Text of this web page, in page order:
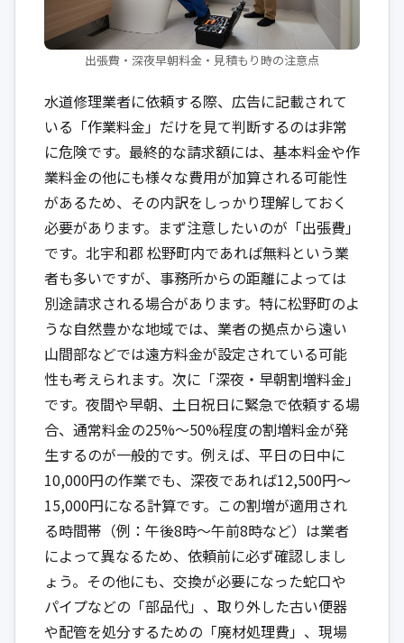
出張費・深夜早朝料金・見積もり時の注意点
水道修理業者に依頼する際、広告に記載されて
いる「作業料金」だけを見て判断するのは非常
に危険です。最終的な請求額には、基本料金や作
業料金の他にも様々な費用が加算される可能性
があるため、その内訳をしっかり理解しておく
必要があります。まず注意したいのが「出張費」
です。北宇和郡 松野町内であれば無料という業
者も多いですが、事務所からの距離によっては
別途請求される場合があります。特に松野町のよ
うな自然豊かな地域では、業者の拠点から遠い
山間部などでは遠方料金が設定されている可能
性も考えられます。次に「深夜・早朝割増料金」
です。夜間や早朝、土日祝日に緊急で依頼する場
合、通常料金の25%～50%程度の割増料金が発
生するのが一般的です。例えば、平日の日中に
10,000円の作業でも、深夜であれば12,500円～
15,000円になる計算です。この割増が適用され
る時間帯（例：午後8時～午前8時など）は業者
によって異なるため、依頼前に必ず確認しまし
ょう。その他にも、交換が必要になった蛇口や
パイプなどの「部品代」、取り外した古い便器
や配管を処分するための「廃材処理費」、現場